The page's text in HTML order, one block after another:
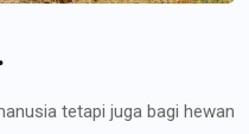
tetapi juga bagi hewan